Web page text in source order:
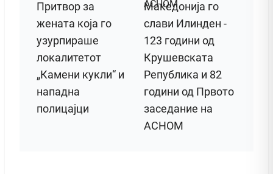
Притвор за
жената која го
узурпираше
локалитетот
„Камени кукли“ и
нападна
полицајци
Македонија го
слави Илинден -
123 години од
Крушевската
Република и 82
години од Првото
заседание на
АСНОМ